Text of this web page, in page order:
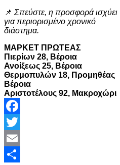
📌 Σπεύστε, η προσφορά ισχύει
για περιορισμένο χρονικό
διάστημα.
ΜΑΡΚΕΤ ΠΡΩΤΕΑΣ
Πιερίων 28, Βέροια
Ανοίξεως 25, Βέροια
Θερμοπυλών 18, Προμηθέας
Βέροια
Αριστοτέλους 92, Μακροχώρι
Facebook
Twitter
Email